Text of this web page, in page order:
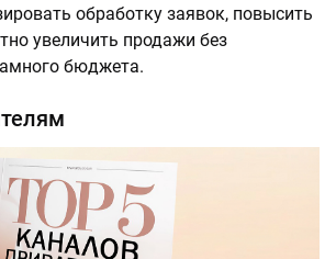
обработку заявок, повысить
увеличить продажи без
бюджета.